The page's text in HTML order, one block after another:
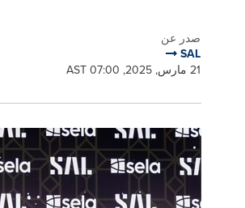
صدر عن
SAL
21 مارس, 2025, 07:00 AST